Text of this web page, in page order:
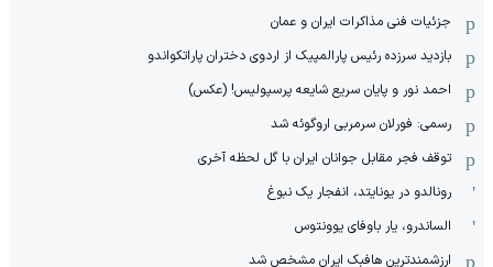
جزئیات فنی مذاکرات ایران و عمان
بازدید سرزده رئیس پارالمپیک از اردوی دختران پاراتکواندو
احمد نور و پایان سریع شایعه پرسپولیس! (عکس)
رسمی: فورلان سرمربی اروگوئه شد
توقف فجر مقابل جوانان ایران با گل لحظه آخری
رونالدو در یونایتد، انفجار یک نبوغ
الساندرو، یار باوفای یوونتوس
ارزشمندترین هافبک ایران مشخص شد